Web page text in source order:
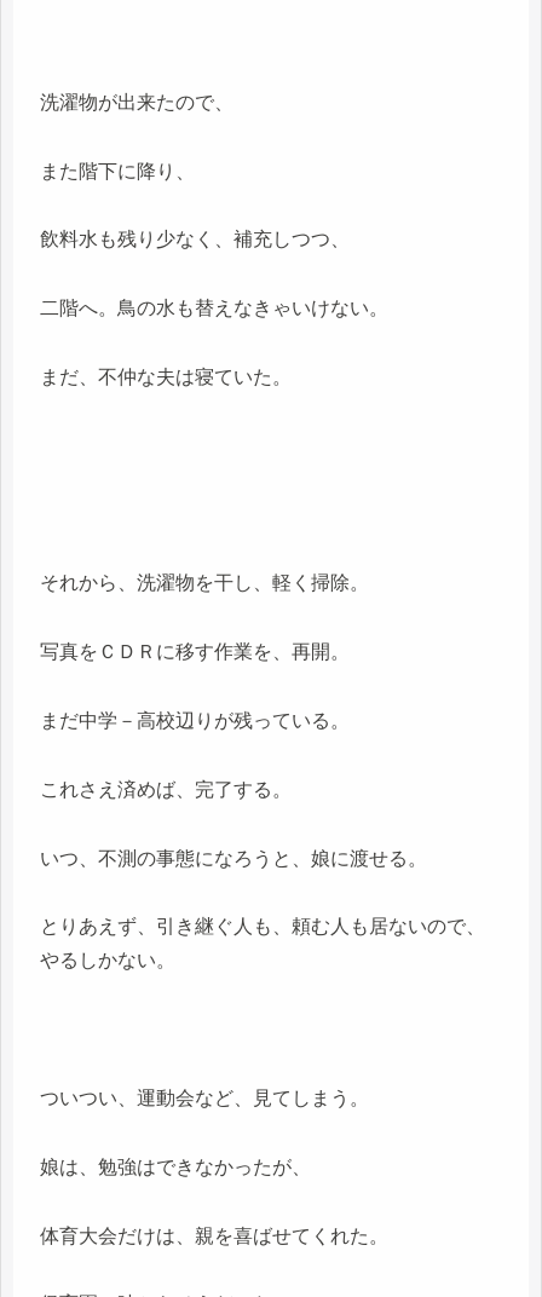
洗濯物が出来たので、
また階下に降り、
飲料水も残り少なく、補充しつつ、
二階へ。鳥の水も替えなきゃいけない。
まだ、不仲な夫は寝ていた。
それから、洗濯物を干し、軽く掃除。
写真をＣＤＲに移す作業を、再開。
まだ中学－高校辺りが残っている。
これさえ済めば、完了する。
いつ、不測の事態になろうと、娘に渡せる。
とりあえず、引き継ぐ人も、頼む人も居ないので、
やるしかない。
ついつい、運動会など、見てしまう。
娘は、勉強はできなかったが、
体育大会だけは、親を喜ばせてくれた。